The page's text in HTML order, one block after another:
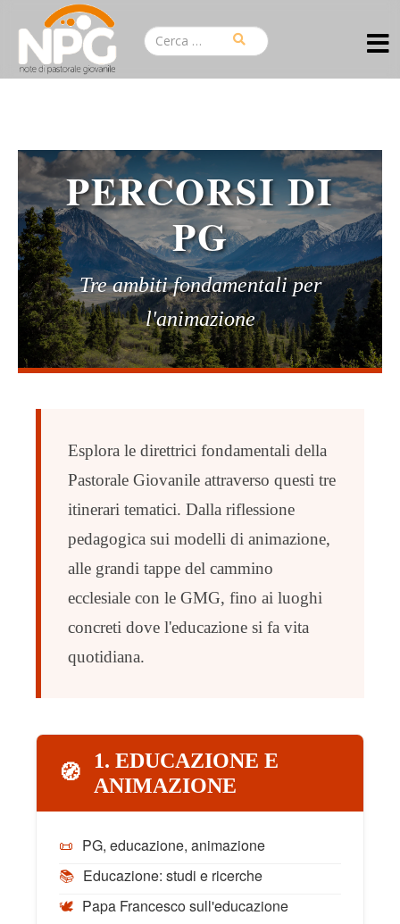
PERCORSI DI
PG
Tre ambiti fondamentali per
l'animazione
Esplora le direttrici fondamentali della
Pastorale Giovanile attraverso questi tre
itinerari tematici. Dalla riflessione
pedagogica sui modelli di animazione,
alle grandi tappe del cammino
ecclesiale con le GMG, fino ai luoghi
concreti dove l'educazione si fa vita
quotidiana.
🧭
1. EDUCAZIONE E
ANIMAZIONE
📜 PG, educazione, animazione
📚 Educazione: studi e ricerche
🕊️ Papa Francesco sull'educazione